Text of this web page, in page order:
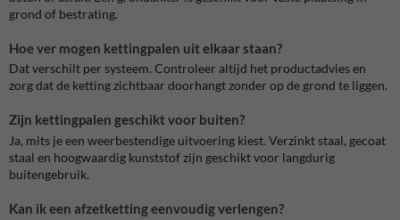
grond of bestrating.
Hoe ver mogen kettingpalen uit elkaar staan?
Dat verschilt per systeem. Controleer altijd het productadvies en
zorg dat de ketting zichtbaar doorhangt zonder op de grond te liggen.
Zijn kettingpalen geschikt voor buiten?
Ja, mits je een weerbestendige uitvoering kiest. Verzinkt staal, gecoat
staal en hoogwaardig kunststof zijn geschikt voor langdurig
buitengebruik.
Kan ik een afzetketting eenvoudig verlengen?